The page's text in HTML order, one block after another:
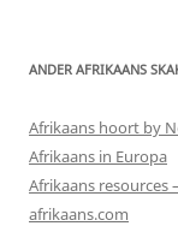
ANDER AFRIKAANS
Afrikaans hoort by
Afrikaans in Europa
Afrikaans resources
afrikaans.com